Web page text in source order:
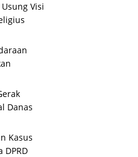
Visi
Danas
Kasus
DPRD